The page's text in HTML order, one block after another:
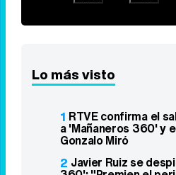
Síguenos